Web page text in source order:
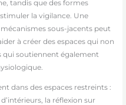
tandis que des formes
la vigilance. Une
sous-jacents peut
à créer des espaces qui non
qui soutiennent également
dans des espaces restreints :
la réflexion sur